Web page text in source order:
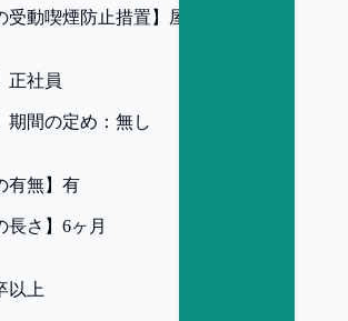
受動喫煙防止措置 】 屋内全面禁煙
正社員
期間の定め：無し
有無】 有
長さ 】 6ヶ月
以上